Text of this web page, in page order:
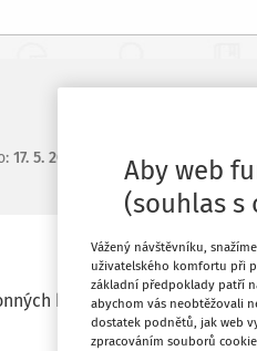
: 17. 5. 2024 Související
hmot spotřebovaných v
Aby web
(souhlas s
Vážený návštěvníku,
uživatelského komfortu při
základní předpoklady patří
abychom vás neobtěžovali
dostatek podnětů, jak web
zpracováním souborů